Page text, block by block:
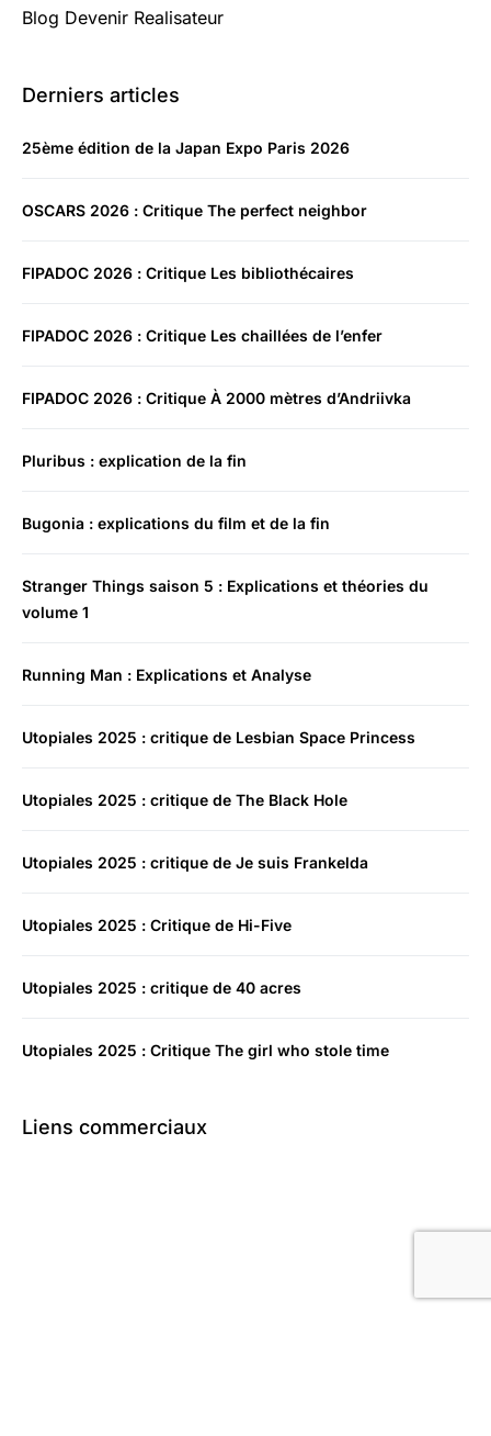
Blog Devenir Realisateur
Derniers articles
25ème édition de la Japan Expo Paris 2026
OSCARS 2026 : Critique The perfect neighbor
FIPADOC 2026 : Critique Les bibliothécaires
FIPADOC 2026 : Critique Les chaillées de l’enfer
FIPADOC 2026 : Critique À 2000 mètres d’Andriivka
Pluribus : explication de la fin
Bugonia : explications du film et de la fin
Stranger Things saison 5 : Explications et théories du
volume 1
Running Man : Explications et Analyse
Utopiales 2025 : critique de Lesbian Space Princess
Utopiales 2025 : critique de The Black Hole
Utopiales 2025 : critique de Je suis Frankelda
Utopiales 2025 : Critique de Hi-Five
Utopiales 2025 : critique de 40 acres
Utopiales 2025 : Critique The girl who stole time
Liens commerciaux